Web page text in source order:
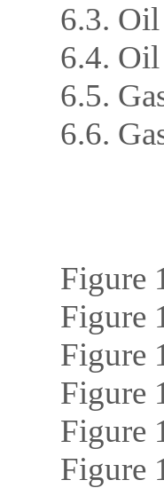
6.3.
6.4.
6.5.
6.6.
Figure
Figure
Figure
Figure
Figure
Figure